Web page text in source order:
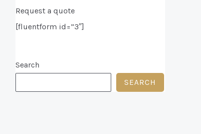
Request a quote
[fluentform id=”3″]
Search
SEARCH